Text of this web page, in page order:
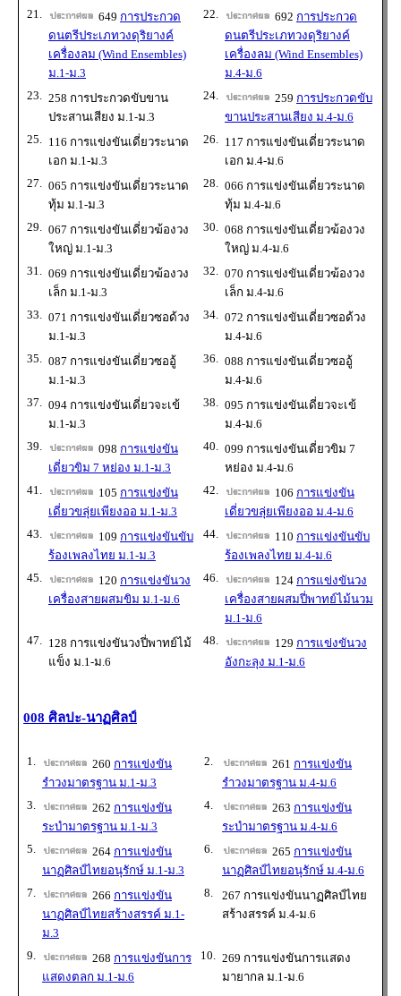
21.
649 การประกวด
ดนตรีประเภทวงดุริยางค์
เครื่องลม (Wind Ensembles)
ม.1-ม.3
22. 692 การประกวด
ดนตรีประเภทวงดุริยางค์
เครื่องลม (Wind Ensembles)
ม.4-ม.6
23. 258 การประกวดขับขาน
ประสานเสียง ม.1-ม.3
24. 259 การประกวดขับ
ขานประสานเสียง ม.4-ม.6
25. 116 การแข่งขันเดี่ยวระนาด
เอก ม.1-ม.3
26. 117 การแข่งขันเดี่ยวระนาด
เอก ม.4-ม.6
27. 065 การแข่งขันเดี่ยวระนาด
ทุ้ม ม.1-ม.3
28. 066 การแข่งขันเดี่ยวระนาด
ทุ้ม ม.4-ม.6
29. 067 การแข่งขันเดี่ยวฆ้องวง
ใหญ่ ม.1-ม.3
30. 068 การแข่งขันเดี่ยวฆ้องวง
ใหญ่ ม.4-ม.6
31. 069 การแข่งขันเดี่ยวฆ้องวง
เล็ก ม.1-ม.3
32. 070 การแข่งขันเดี่ยวฆ้องวง
เล็ก ม.4-ม.6
33. 071 การแข่งขันเดี่ยวซอด้วง
ม.1-ม.3
34. 072 การแข่งขันเดี่ยวซอด้วง
ม.4-ม.6
35. 087 การแข่งขันเดี่ยวซออู้
ม.1-ม.3
36. 088 การแข่งขันเดี่ยวซออู้
ม.4-ม.6
37. 094 การแข่งขันเดี่ยวจะเข้
ม.1-ม.3
38. 095 การแข่งขันเดี่ยวจะเข้
ม.4-ม.6
39.
098 การแข่งขัน
เดี่ยวขิม 7 หย่อง ม.1-ม.3
40. 099 การแข่งขันเดี่ยวขิม 7
หย่อง ม.4-ม.6
41.
105 การแข่งขัน
เดี่ยวขลุ่ยเพียงออ ม.1-ม.3
42. 106 การแข่งขัน
เดี่ยวขลุ่ยเพียงออ ม.4-ม.6
43.
109 การแข่งขันขับ
ร้องเพลงไทย ม.1-ม.3
44. 110 การแข่งขันขับ
ร้องเพลงไทย ม.4-ม.6
45.
120 การแข่งขันวง
เครื่องสายผสมขิม ม.1-ม.6
46. 124 การแข่งขันวง
เครื่องสายผสมปี่พาทย์ไม้นวม
ม.1-ม.6
47. 128 การแข่งขันวงปี่พาทย์ไม้
แข็ง ม.1-ม.6
48. 129 การแข่งขันวง
อังกะลุง ม.1-ม.6
008 ศิลปะ-นาฏศิลป์
1. 260 การแข่งขัน
รำวงมาตรฐาน ม.1-ม.3
2. 261 การแข่งขัน
รำวงมาตรฐาน ม.4-ม.6
3.
262 การแข่งขัน
ระบำมาตรฐาน ม.1-ม.3
4. 263 การแข่งขัน
ระบำมาตรฐาน ม.4-ม.6
5.
264 การแข่งขัน
นาฏศิลป์ไทยอนุรักษ์ ม.1-ม.3
6. 265 การแข่งขัน
นาฏศิลป์ไทยอนุรักษ์ ม.4-ม.6
7.
266 การแข่งขัน
นาฏศิลป์ไทยสร้างสรรค์ ม.1-
ม.3
8.
267 การแข่งขันนาฏศิลป์ไทย
สร้างสรรค์ ม.4-ม.6
9. 268 การแข่งขันการ
แสดงตลก ม.1-ม.6
10.
269 การแข่งขันการแสดง
มายากล ม.1-ม.6